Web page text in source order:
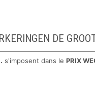
DE
s'imposent dans le PRIX